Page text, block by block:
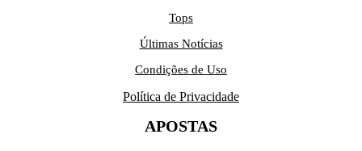
Tops
Últimas Notícias
Condições de Uso
Política de Privacidade
APOSTAS